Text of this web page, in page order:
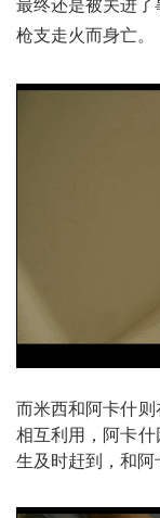
最终还是被关进
枪支走火而身亡。
而米西和阿卡什
相互利用，阿卡
生及时赶到，和阿